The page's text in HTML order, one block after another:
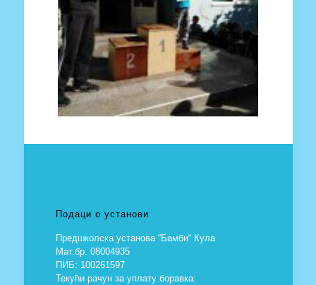
Подаци о установи
Предшколска установа “Бамби“ Кула
Мат.бр. 08004935
ПИБ: 100261597
Текући рачун за уплату боравка: